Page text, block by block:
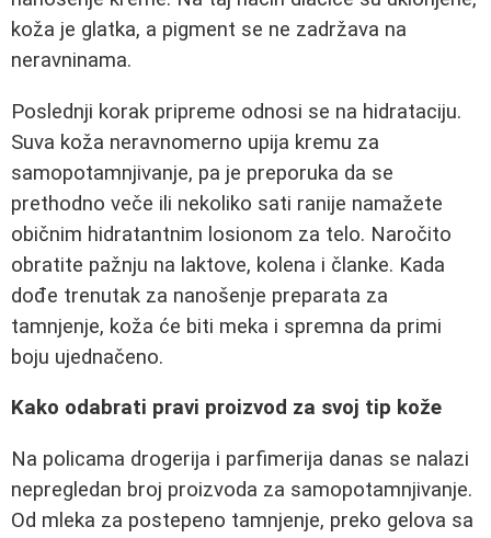
koža je glatka, a pigment se ne zadržava na
neravninama.
Poslednji korak pripreme odnosi se na hidrataciju.
Suva koža neravnomerno upija kremu za
samopotamnjivanje, pa je preporuka da se
prethodno veče ili nekoliko sati ranije namažete
običnim hidratantnim losionom za telo. Naročito
obratite pažnju na laktove, kolena i članke. Kada
dođe trenutak za nanošenje preparata za
tamnjenje, koža će biti meka i spremna da primi
boju ujednačeno.
Kako odabrati pravi proizvod za svoj tip kože
Na policama drogerija i parfimerija danas se nalazi
nepregledan broj proizvoda za samopotamnjivanje.
Od mleka za postepeno tamnjenje, preko gelova sa